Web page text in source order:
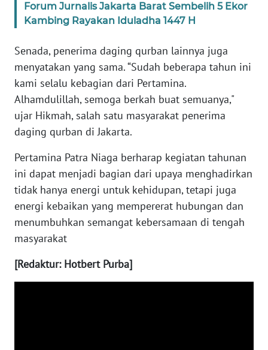
Forum Jurnalis Jakarta Barat Sembelih 5 Ekor
Kambing Rayakan Iduladha 1447 H
Senada, penerima daging qurban lainnya juga
menyatakan yang sama. “Sudah beberapa tahun ini
kami selalu kebagian dari Pertamina.
Alhamdulillah, semoga berkah buat semuanya,"
ujar Hikmah, salah satu masyarakat penerima
daging qurban di Jakarta.
Pertamina Patra Niaga berharap kegiatan tahunan
ini dapat menjadi bagian dari upaya menghadirkan
tidak hanya energi untuk kehidupan, tetapi juga
energi kebaikan yang mempererat hubungan dan
menumbuhkan semangat kebersamaan di tengah
masyarakat
[Redaktur: Hotbert Purba]
WN
WN
SULBAR
BABEL
WN
SUMSEL
WN